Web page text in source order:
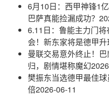
6月10日：西甲神锋1
巴萨真能捡漏成功？
6.11日：鲁能主力门
会！新东家将是德甲
曼联交易意外终止！
归，剧情堪称魔幻
樊振东当选德甲最佳
倍2026-06-11